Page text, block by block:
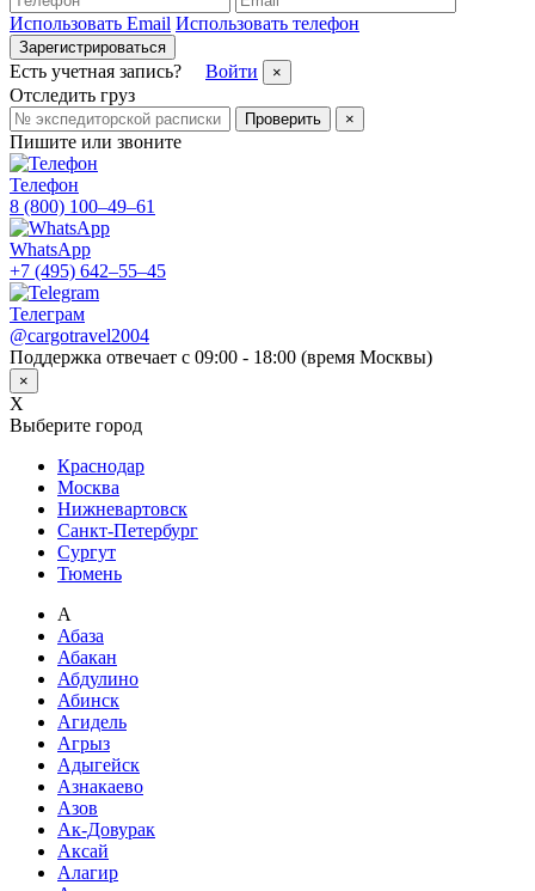
Использовать Email Использовать телефон
Зарегистрироваться
Есть учетная запись? Войти ×
Отследить груз
Проверить ×
Пишите или звоните
Телефон
8 (800) 100–49–61
WhatsApp
+7 (495) 642–55–45
Телеграм
@cargotravel2004
Поддержка отвечает с 09:00 - 18:00 (время Москвы)
×
X
Выберите город
Краснодар
Москва
Нижневартовск
Санкт-Петербург
Сургут
Тюмень
А
Абаза
Абакан
Абдулино
Абинск
Агидель
Агрыз
Адыгейск
Азнакаево
Азов
Ак-Довурак
Аксай
Алагир